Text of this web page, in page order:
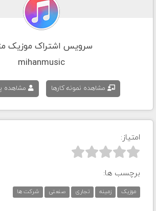
سرویس اشتراک موزیک
mihanmusic
مشاهده نمونه کارها مشاهده
امتیاز:



برچسب ها:
موزیک زمینه تجاری صنعتی شرکت ها